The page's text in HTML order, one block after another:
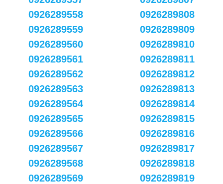
0926289558
0926289559
0926289560
0926289561
0926289562
0926289563
0926289564
0926289565
0926289566
0926289567
0926289568
0926289569
0926289808
0926289809
0926289810
0926289811
0926289812
0926289813
0926289814
0926289815
0926289816
0926289817
0926289818
0926289819